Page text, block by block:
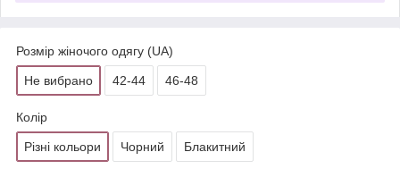
Розмір жіночого одягу (UA)
Не вибрано 42-44 46-48
Колір
Різні кольори Чорний Блакитний